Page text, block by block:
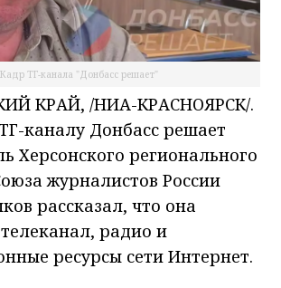
Кадр ТГ-канала "Донбасс решает"
КРАЙ, /НИА-КРАСНОЯРСК/.
каналу Донбасс решает
Херсонского регионального
журналистов России
рассказал, что она
радио и
ресурсы сети Интернет.